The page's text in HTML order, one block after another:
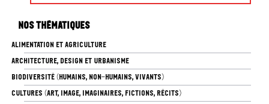
Nos thématiques
ALIMENTATION ET AGRICULTURE
ARCHITECTURE, DESIGN ET URBANISME
BIODIVERSITÉ (HUMAINS, NON-HUMAINS, VIVANTS)
CULTURES (ART, IMAGE, IMAGINAIRES, FICTIONS, RÉCITS)